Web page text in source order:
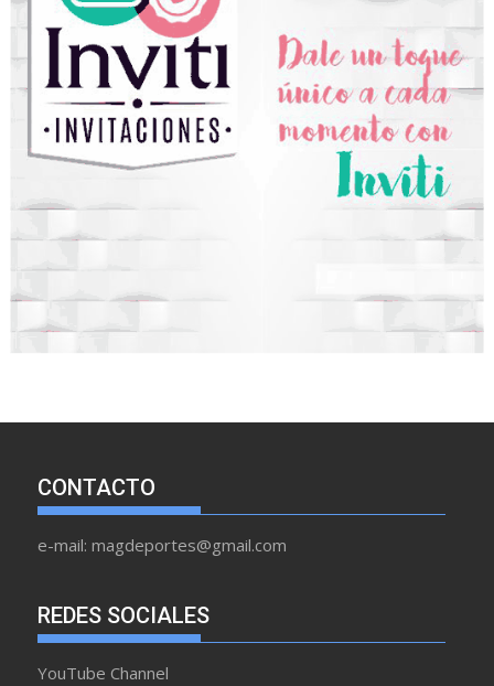
CONTACTO
e-mail: magdeportes@gmail.com
REDES SOCIALES
YouTube Channel